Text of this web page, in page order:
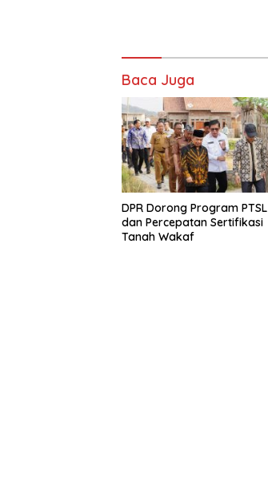
Baca Juga
DPR Dorong Program PTSL
dan Percepatan Sertifikasi
Tanah Wakaf